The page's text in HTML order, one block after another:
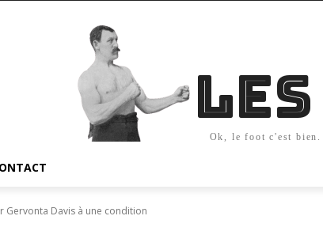
Ok, le foot c'est bien.
Gervonta Davis à une condition